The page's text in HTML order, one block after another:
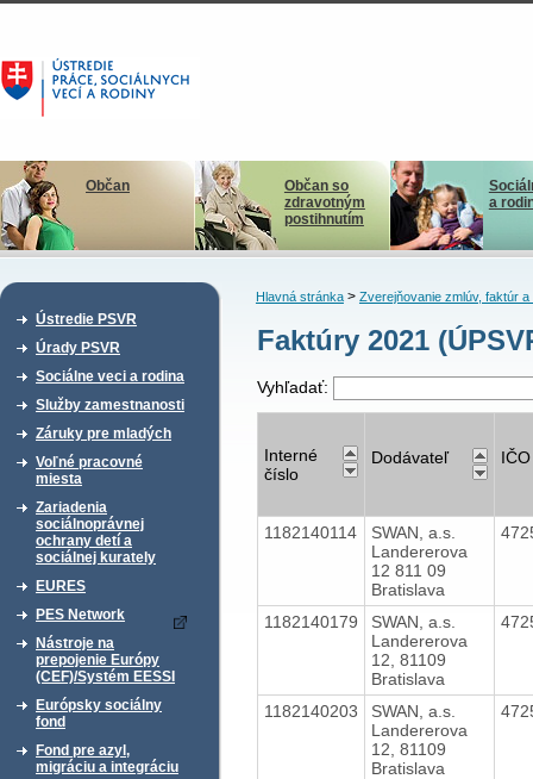
Občan
Občan so
zdravotným
postihnutím
a
Ústredie PSVR
Úrady PSVR
Sociálne veci a rodina
Služby zamestnanosti
Záruky pre mladých
Voľné pracovné
miesta
Zariadenia
sociálnoprávnej
ochrany detí a
sociálnej kurately
EURES
PES Network
Nástroje na
prepojenie Európy
(CEF)/Systém EESSI
Európsky sociálny
fond
Fond pre azyl,
migráciu a integráciu
Hlavná stránka> Zverejňovanie zmlúv, faktúr a
Faktúry 2021
Vyhľadať:
Interné
číslo
Dodávateľ IČO
1182140114
SWAN, a.s.
Landererova
12 811 09
Bratislava
1182140179
SWAN, a.s.
Landererova
12, 81109
Bratislava
1182140203
SWAN, a.s.
Landererova
12, 81109
Bratislava